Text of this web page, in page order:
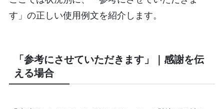
す」の正しい使用例文を紹介します。
「参考にさせていただきます」｜感謝を伝
える場合